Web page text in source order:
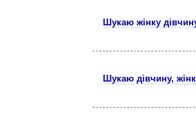
Шукаю жінку
Шукаю дівчину,